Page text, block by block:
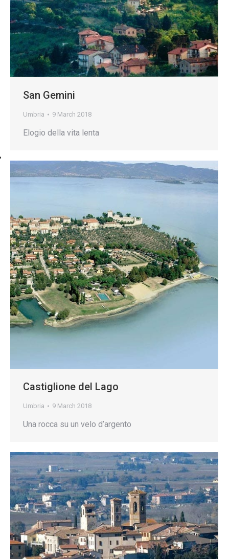
San Gemini
Umbria 9 March 2018
Elogio della vita lenta
Castiglione del Lago
Umbria 9 March 2018
Una rocca su un velo d’argento